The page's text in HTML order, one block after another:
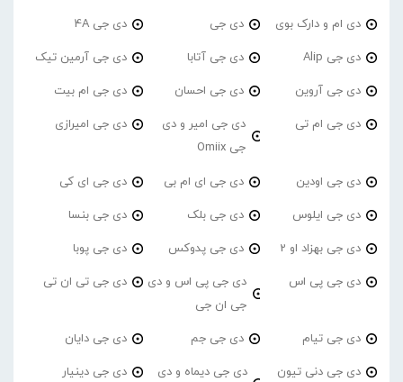
دی ام و دارک بوی دی جی دی جی 4A
دی جی Alip دی جی آتابا دی جی آرمین تیک
دی جی آروین دی جی احسان دی جی ام بیت
دی جی ام تی
دی جی امیر و دی
جی Omiix
دی جی امیرازی
دی جی اودین دی جی ای ام بی دی جی ای کی
دی جی ایلوس دی جی بلک دی جی بنسا
دی جی بهزاد او 2 دی جی پدوکس دی جی پوبا
دی جی پی اس
دی جی پی اس و دی
جی ان جی
دی جی تی ان تی
دی جی تیام دی جی جم دی جی دایان
دی جی دنی تیون
دی جی دیماه و دی
دی جی دینیار